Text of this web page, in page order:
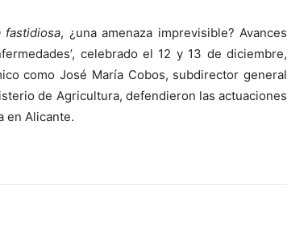
fastidiosa, ¿una amenaza imprevisible? Avances
celebrado el 12 y 13 de diciembre,
como José María Cobos, subdirector general
de Agricultura, defendieron las actuaciones
en Alicante.